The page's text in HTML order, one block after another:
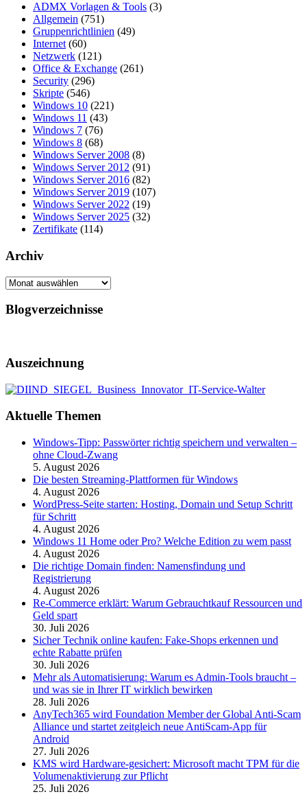
ADMX Vorlagen & Tools (3)
Allgemein (751)
Gruppenrichtlinien (49)
Internet (60)
Netzwerk (121)
Office & Exchange (261)
Security (296)
Skripte (546)
Windows 10 (221)
Windows 11 (43)
Windows 7 (76)
Windows 8 (68)
Windows Server 2008 (8)
Windows Server 2012 (91)
Windows Server 2016 (82)
Windows Server 2019 (107)
Windows Server 2022 (19)
Windows Server 2025 (32)
Zertifikate (114)
Archiv
Archiv
Blogverzeichnisse
Auszeichnung
Aktuelle Themen
Windows-Tipp: Passwörter richtig speichern und verwalten –
ohne Cloud-Zwang
5. August 2026
Die besten Streaming-Plattformen für Windows
4. August 2026
WordPress-Seite starten: Hosting, Domain und Setup Schritt
für Schritt
4. August 2026
Windows 11 Home oder Pro? Welche Edition zu wem passt
4. August 2026
Die richtige Domain finden: Namensfindung und
Registrierung
4. August 2026
Re-Commerce erklärt: Warum Gebrauchtkauf Ressourcen und
Geld spart
30. Juli 2026
Sicher Technik online kaufen: Fake-Shops erkennen und
echte Rabatte prüfen
30. Juli 2026
Mehr als Automatisierung: Warum es Admin-Tools braucht –
und was sie in Ihrer IT wirklich bewirken
28. Juli 2026
AnyTech365 wird Foundation Member der Global Anti-Scam
Alliance und startet zeitgleich neue AntiScam-App für
Android
27. Juli 2026
KMS wird Hardware-gesichert: Microsoft macht TPM für die
Volumenaktivierung zur Pflicht
25. Juli 2026